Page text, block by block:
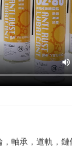
軸承，道軌，